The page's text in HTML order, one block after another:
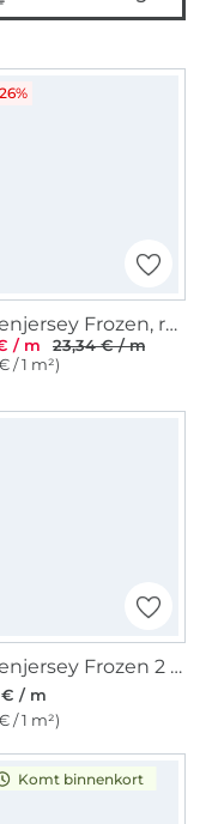
Katoenjersey Frozen, roze
/ m
23,34 € / m
/ 1 m²)
Katoenjersey Frozen 2 Olaf, lichtblauw
€ / m
/ 1 m²)
Komt binnenkort